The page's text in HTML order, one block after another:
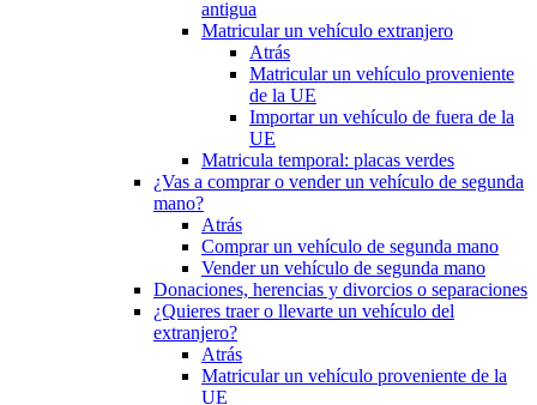
antigua
Matricular un vehículo extranjero
Atrás
Matricular un vehículo proveniente
de la UE
Importar un vehículo de fuera de la
UE
Matricula temporal: placas verdes
¿Vas a comprar o vender un vehículo de segunda
mano?
Atrás
Comprar un vehículo de segunda mano
Vender un vehículo de segunda mano
Donaciones, herencias y divorcios o separaciones
¿Quieres traer o llevarte un vehículo del
extranjero?
Atrás
Matricular un vehículo proveniente de la
UE